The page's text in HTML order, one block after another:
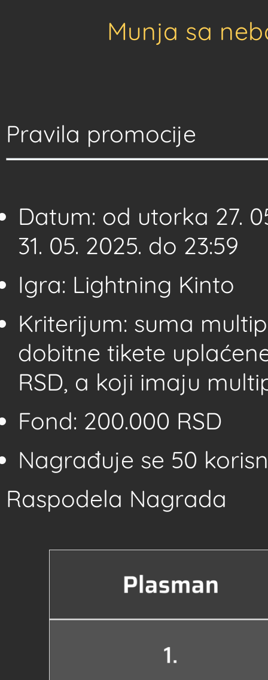
Munja sa
Pravila promocije
Datum: od utorka 27.
31. 05. 2025. do 23:59
Igra: Lightning Kinto
Kriterijum: suma
dobitne tikete
RSD, a koji imaju
Fond: 200.000 RSD
Nagrađuje se 50
Raspodela Nagrada